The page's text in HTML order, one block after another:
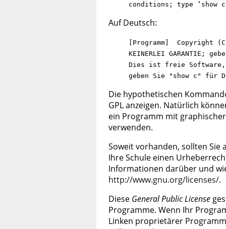
conditions; type
Auf Deutsch:
[Programm] Copyright
KEINERLEI GARANTIE;
Dies ist freie Software,
geben Sie "show c" für
Die hypothetischen
GPL anzeigen. Natürlich
ein Programm mit
verwenden.
Soweit vorhanden, sollten Sie
Ihre Schule einen
Informationen darüber und
http://www.gnu.org/licenses/.
Diese General Public License
Programme. Wenn Ihr
Linken proprietärer